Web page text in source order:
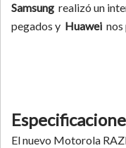
Samsung realizó un
pegados y Huawei nos
El nuevo Motorola